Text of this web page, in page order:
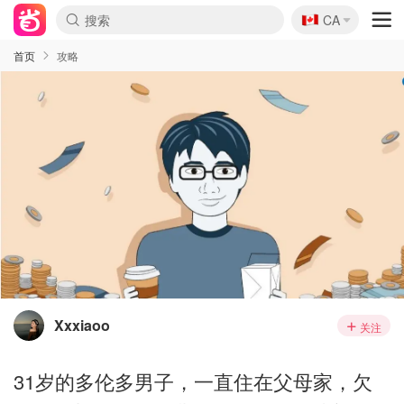
🇨🇦
CA
首页 攻略
Xxxiaoo 关注
31岁的多伦多男子，一直住在父母家，欠